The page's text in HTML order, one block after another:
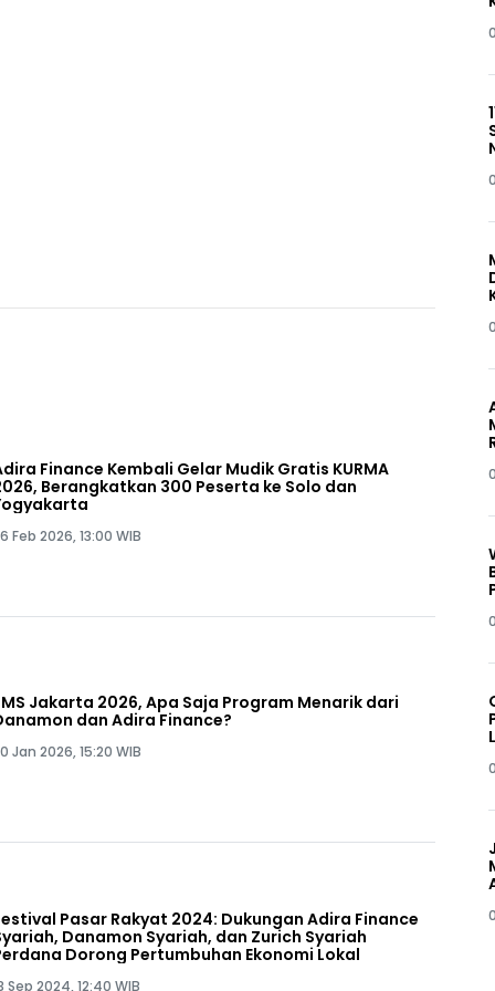
Finance Kembali Gelar Mudik Gratis KURMA
Berangkatkan 300 Peserta ke Solo dan
Feb 2026, 13:00 WIB
Jakarta 2026, Apa Saja Program Menarik dari
dan Adira Finance?
Jan 2026, 15:20 WIB
Pasar Rakyat 2024: Dukungan Adira Finance
Danamon Syariah, dan Zurich Syariah
Dorong Pertumbuhan Ekonomi Lokal
Sep 2024, 12:40 WIB